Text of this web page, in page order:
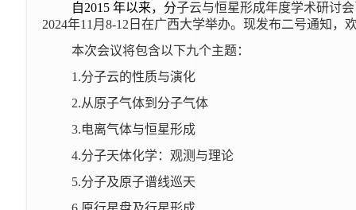
自2015 年以来，分子云与恒星形成年度学术研讨
2024年11月8-12日在广西大学举办。现发布二号通知，
本次会议将包含以下九个主题：
1.分子云的性质与演化
2.从原子气体到分子气体
3.电离气体与恒星形成
4.分子天体化学：观测与理论
5.分子及原子谱线巡天